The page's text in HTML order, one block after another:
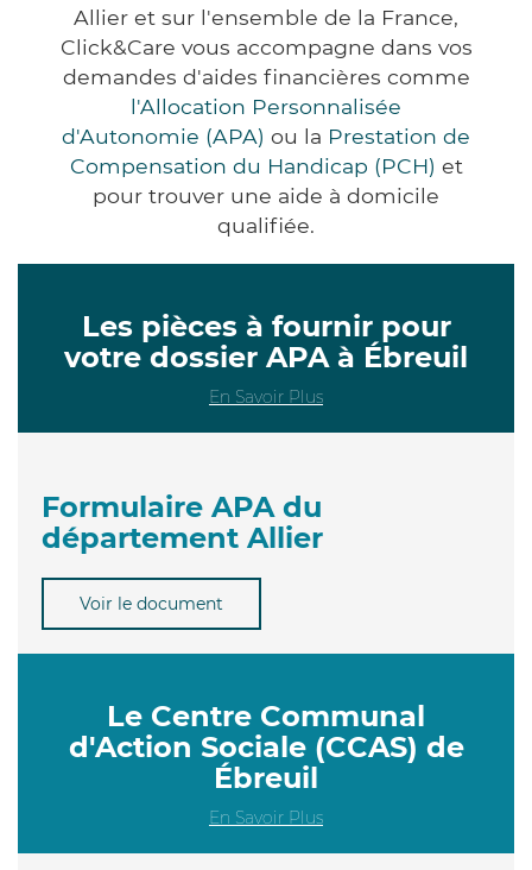
Allier et sur l'ensemble de la France,
Click&Care vous accompagne dans vos
demandes d'aides financières comme
l'Allocation Personnalisée
d'Autonomie (APA) ou la Prestation de
Compensation du Handicap (PCH) et
pour trouver une aide à domicile
qualifiée.
Les pièces à fournir pour
votre dossier APA à Ébreuil
En Savoir Plus
Formulaire APA du
département Allier
Voir le document
Le Centre Communal
d'Action Sociale (CCAS) de
Ébreuil
En Savoir Plus